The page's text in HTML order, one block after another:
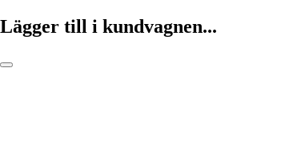
Lägger till i kundvagnen...